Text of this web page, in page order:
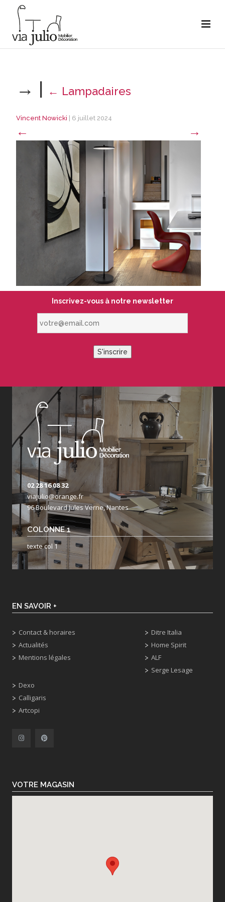
→ | ← Lampadaires
Vincent Nowicki 6 juillet 2024
← →
Inscrivez-vous à notre newsletter
S'inscrire
02 28 16 08 32
viajulio@orange.fr
96 Boulevard Jules Verne, Nantes
COLONNE 1
texte col 1
EN SAVOIR +
Contact & horaires
Actualités
Mentions légales
Dexo
Calligaris
Artcopi
Ditre Italia
Home Spirit
ALF
Serge Lesage
VOTRE MAGASIN